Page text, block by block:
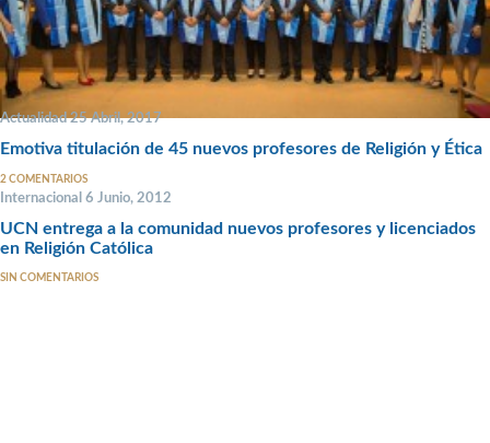
Actualidad 25 Abril, 2017
Emotiva titulación de 45 nuevos profesores de Religión y Ética
2 COMENTARIOS
Internacional 6 Junio, 2012
UCN entrega a la comunidad nuevos profesores y licenciados
en Religión Católica
SIN COMENTARIOS